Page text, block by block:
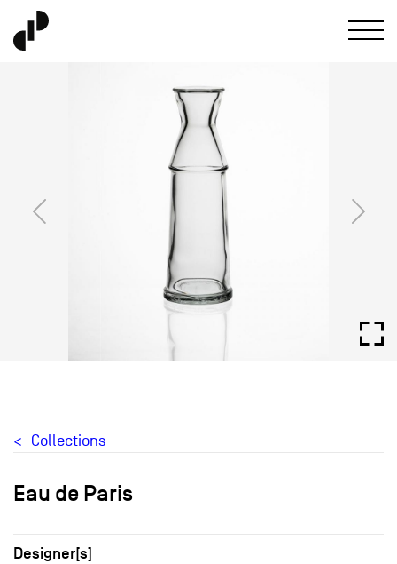
Collections
Eau de Paris
Designer[s]